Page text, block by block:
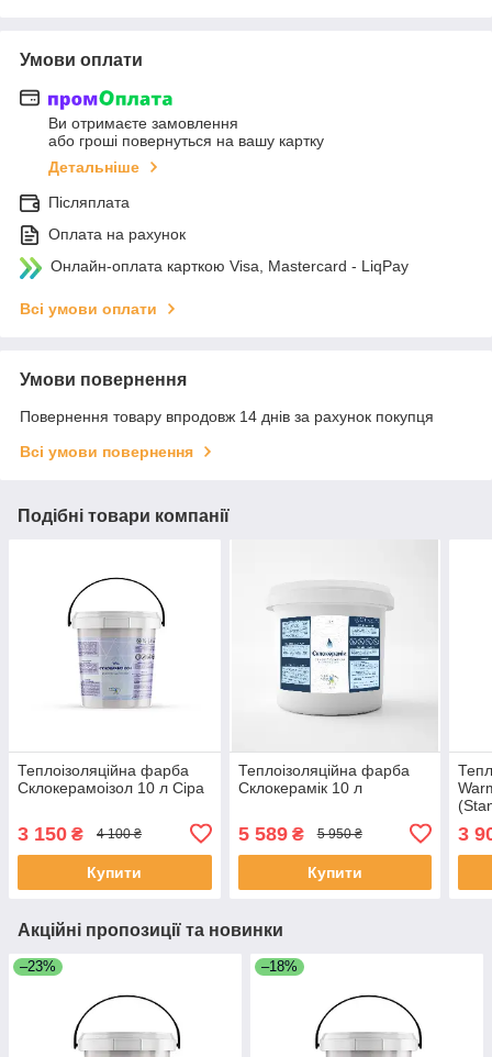
Умови оплати
Ви отримаєте замовлення
або гроші повернуться на вашу картку
Детальніше
Післяплата
Оплата на рахунок
Онлайн-оплата карткою Visa, Mastercard - LiqPay
Всі умови оплати
Умови повернення
Повернення товару впродовж 14 днів за рахунок покупця
Всі умови повернення
Подібні товари компанії
Теплоізоляційна фарба
Склокерамоізол 10 л Сіра
3 150 ₴ 4 100 ₴
Купити
Теплоізоляційна фарба
Склокерамік 10 л
5 589₴ 5 950 ₴
Купити
3
Акційні пропозиції та новинки
–23% –18%